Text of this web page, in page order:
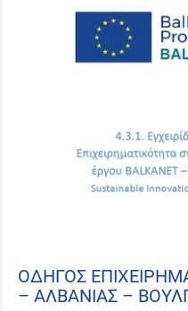
ΟΔΗΓΟΣ
– ΑΛΒΑΝΙΑΣ –